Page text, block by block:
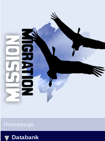
Homepage
Databank